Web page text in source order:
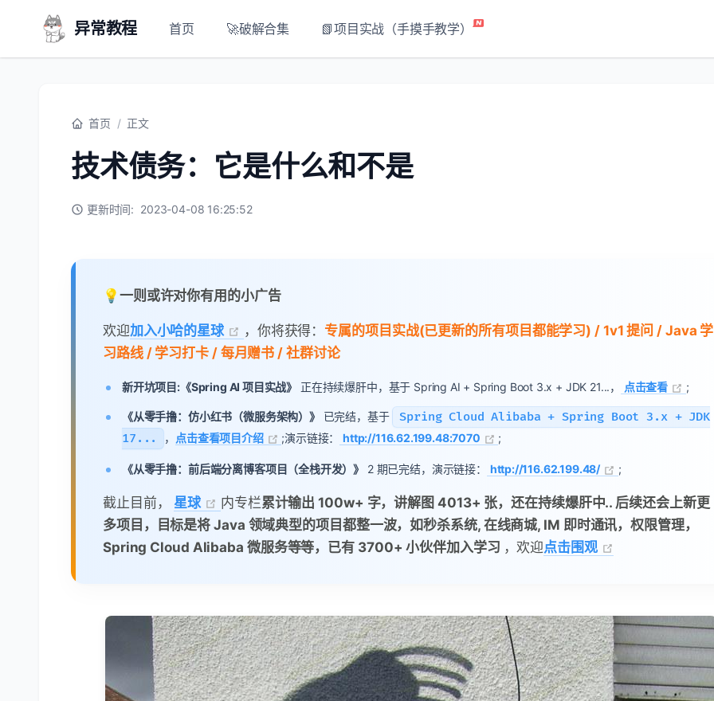
异常教程 首页 🚀破解合集 📗项目实战（手摸手教学）
首页 / 正文
技术债务：它是什么和不是
更新时间: 2023-04-08 16:25:52
💡一则或许对你有用的小广告
欢迎加入小哈的星球 ，你将获得： 专属的项目实战(已更新的所有项目都能学习) / 1v1 提问 / Java 学
习路线 / 学习打卡 / 每月赠书 / 社群讨论
新开坑项目:《Spring AI 项目实战》 正在持续爆肝中，基于 Spring AI + Spring Boot 3.x + JDK 21...， 点击查看 ;
《从零手撸：仿小红书（微服务架构）》 已完结，基于
Spring Cloud Alibaba + Spring Boot 3.x + JDK
17...
， 点击查看项目介绍 ;演示链接： http://116.62.199.48:7070 ;
《从零手撸：前后端分离博客项目（全栈开发）》 2 期已完结，演示链接： http://116.62.199.48/ ;
截止目前， 星球 内专栏累计输出 100w+ 字，讲解图 4013+ 张，还在持续爆肝中.. 后续还会上新更
多项目，目标是将 Java 领域典型的项目都整一波，如秒杀系统, 在线商城, IM 即时通讯，权限管理，
Spring Cloud Alibaba 微服务等等，已有 3700+ 小伙伴加入学习 ，欢迎点击围观